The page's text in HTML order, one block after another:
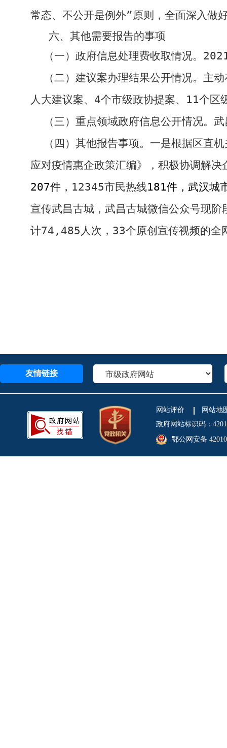
常态、不公开是例外”原则，全面深入做
六、其他需要报告的事项
（一）政府信息处理费收取情况。
（二）建议案办理结果公开情况。 主
人大建议案、 4个市级政协提案、 11个区
（三）重点领域政府信息公开情况。
（四）其他报告事项。 一是根据区直
应对疫情惠企政策汇编》，积极协调解
207件， 12345市民热线181件，武汉城
宣传武昌古城，武昌古城微信公众号现阶
计74,485 人次， 33个原创宣传视频的全
友情链接
网站评价
网站地
政府网站标识码：
鄂公网安备